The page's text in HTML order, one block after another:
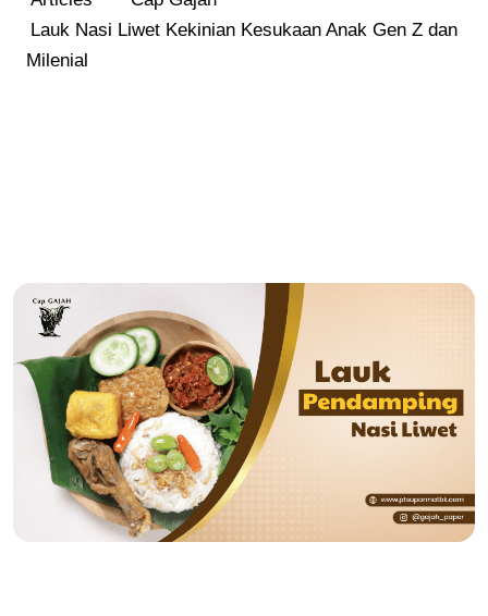
Lauk Nasi Liwet Kekinian Kesukaan Anak Gen Z dan
Milenial